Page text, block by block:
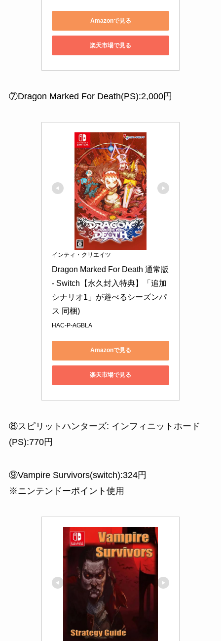
Amazonで見る
楽天市場で見る
⑦Dragon Marked For Death(PS):2,000円
インティ・クリエイツ
Dragon Marked For Death 通常版
- Switch【永久封入特典】「追加
シナリオ1」が遊べるシーズンパ
ス 同梱)
HAC-P-AGBLA
Amazonで見る
楽天市場で見る
⑧スピリットハンターズ: インフィニットホード
(PS):770円
⑨Vampire Survivors(switch):324円
※ニンテンドーポイント使用